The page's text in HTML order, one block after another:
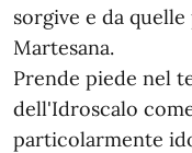
sorgive e da
Martesana.
Prende piede nel
dell'Idroscalo
particolarmente